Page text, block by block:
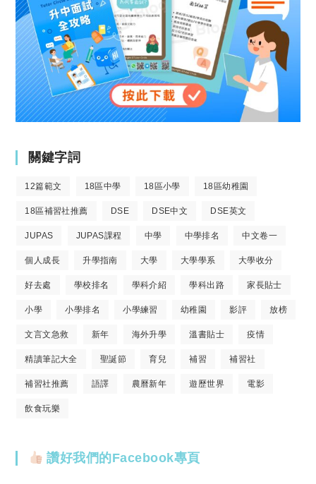
關鍵字詞
12篇範文 18區中學 18區小學 18區幼稚園
18區補習社推薦 DSE DSE中文 DSE英文
JUPAS JUPAS課程 中學 中學排名 中文卷一
個人成長 升學指南 大學 大學學系 大學收分
好去處 學校排名 學科介紹 學科出路 家長貼士
小學 小學排名 小學練習 幼稚園 影評 放榜
文言文急救 新年 海外升學 溫書貼士 疫情
精讀筆記大全 聖誕節 育兒 補習 補習社
補習社推薦 語譯 農曆新年 遊歷世界 電影
飲食玩樂
讚好我們的Facebook專頁